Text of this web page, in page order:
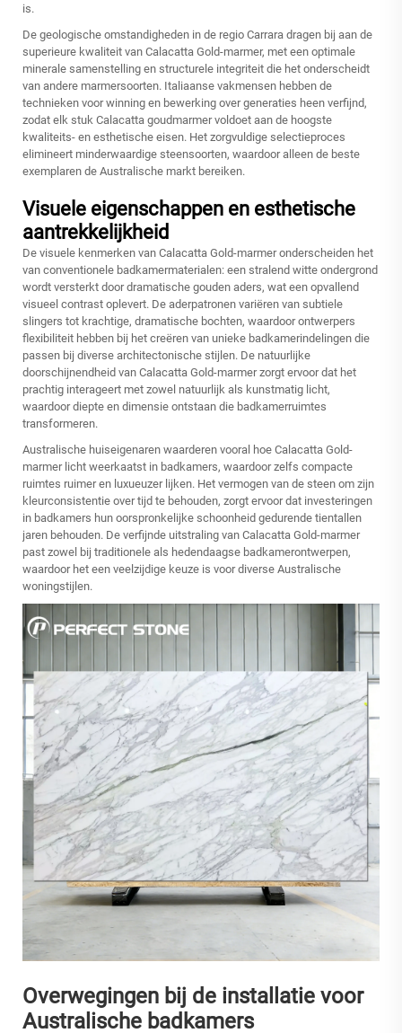
is.
De geologische omstandigheden in de regio Carrara dragen bij aan de
superieure kwaliteit van Calacatta Gold-marmer, met een optimale
minerale samenstelling en structurele integriteit die het onderscheidt
van andere marmersoorten. Italiaanse vakmensen hebben de
technieken voor winning en bewerking over generaties heen verfijnd,
zodat elk stuk Calacatta goudmarmervoldoet aan de hoogste
kwaliteits- en esthetische eisen. Het zorgvuldige selectieproces
elimineert minderwaardige steensoorten, waardoor alleen de beste
exemplaren de Australische markt bereiken.
Visuele eigenschappen en esthetische
aantrekkelijkheid
De visuele kenmerken van Calacatta Gold-marmer onderscheiden het
van conventionele badkamermaterialen: een stralend witte ondergrond
wordt versterkt door dramatische gouden aders, wat een opvallend
visueel contrast oplevert. De aderpatronen variëren van subtiele
slingers tot krachtige, dramatische bochten, waardoor ontwerpers
flexibiliteit hebben bij het creëren van unieke badkamerindelingen die
passen bij diverse architectonische stijlen. De natuurlijke
doorschijnendheid van Calacatta Gold-marmer zorgt ervoor dat het
prachtig interageert met zowel natuurlijk als kunstmatig licht,
waardoor diepte en dimensie ontstaan die badkamerruimtes
transformeren.
Australische huiseigenaren waarderen vooral hoe Calacatta Gold-
marmer licht weerkaatst in badkamers, waardoor zelfs compacte
ruimtes ruimer en luxueuzer lijken. Het vermogen van de steen om zijn
kleurconsistentie over tijd te behouden, zorgt ervoor dat investeringen
in badkamers hun oorspronkelijke schoonheid gedurende tientallen
jaren behouden. De verfijnde uitstraling van Calacatta Gold-marmer
past zowel bij traditionele als hedendaagse badkamerontwerpen,
waardoor het een veelzijdige keuze is voor diverse Australische
woningstijlen.
Overwegingen bij de installatie voor
Australische badkamers